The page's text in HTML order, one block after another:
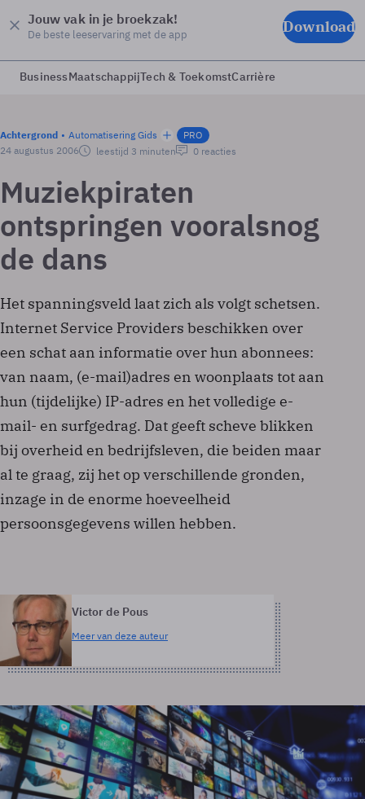
Jouw vak in je broekzak!
De beste leeservaring met de app Download
BusinessMaatschappijTech & ToekomstCarrière
Achtergrond Automatisering Gids
PRO
24 augustus 2006
leestijd 3 minuten 0 reacties
Muziekpiraten
ontspringen vooralsnog
de dans
Het spanningsveld laat zich als volgt schetsen.
Internet Service Providers beschikken over
een schat aan informatie over hun abonnees:
van naam, (e-mail)adres en woonplaats tot aan
hun (tijdelijke) IP-adres en het volledige e-
mail- en surfgedrag. Dat geeft scheve blikken
bij overheid en bedrijfsleven, die beiden maar
al te graag, zij het op verschillende gronden,
inzage in de enorme hoeveelheid
persoonsgegevens willen hebben.
Victor de Pous
Meer van deze auteur